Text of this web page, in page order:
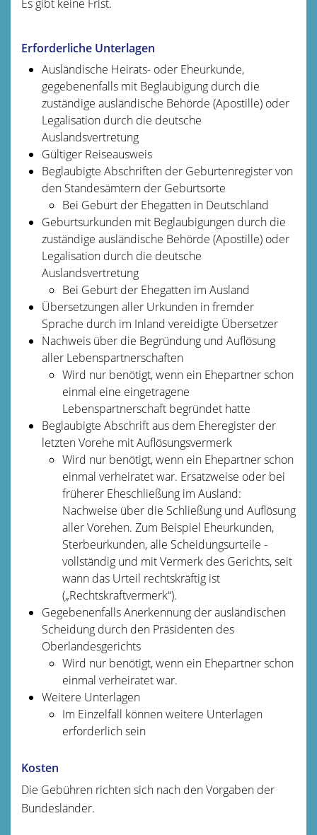
Es gibt keine Frist.
Erforderliche Unterlagen
Ausländische Heirats- oder Eheurkunde,
gegebenenfalls mit Beglaubigung durch die
zuständige ausländische Behörde (Apostille) oder
Legalisation durch die deutsche
Auslandsvertretung
Gültiger Reiseausweis
Beglaubigte Abschriften der Geburtenregister von
den Standesämtern der Geburtsorte
Bei Geburt der Ehegatten in Deutschland
Geburtsurkunden mit Beglaubigungen durch die
zuständige ausländische Behörde (Apostille) oder
Legalisation durch die deutsche
Auslandsvertretung
Bei Geburt der Ehegatten im Ausland
Übersetzungen aller Urkunden in fremder
Sprache durch im Inland vereidigte Übersetzer
Nachweis über die Begründung und Auflösung
aller Lebenspartnerschaften
Wird nur benötigt, wenn ein Ehepartner schon
einmal eine eingetragene
Lebenspartnerschaft begründet hatte
Beglaubigte Abschrift aus dem Eheregister der
letzten Vorehe mit Auflösungsvermerk
Wird nur benötigt, wenn ein Ehepartner schon
einmal verheiratet war. Ersatzweise oder bei
früherer Eheschließung im Ausland:
Nachweise über die Schließung und Auflösung
aller Vorehen. Zum Beispiel Eheurkunden,
Sterbeurkunden, alle Scheidungsurteile -
vollständig und mit Vermerk des Gerichts, seit
wann das Urteil rechtskräftig ist
(„Rechtskraftvermerk“).
Gegebenenfalls Anerkennung der ausländischen
Scheidung durch den Präsidenten des
Oberlandesgerichts
Wird nur benötigt, wenn ein Ehepartner schon
einmal verheiratet war.
Weitere Unterlagen
Im Einzelfall können weitere Unterlagen
erforderlich sein
Kosten
Die Gebühren richten sich nach den Vorgaben der
Bundesländer.